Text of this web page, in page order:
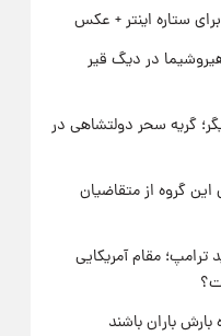
ستاره اینتر + عکس
در دیگ قیر
گریه سحر دولتشاهی در
این گروه از متقاضیان
مقام آمریکایی
باران باشند